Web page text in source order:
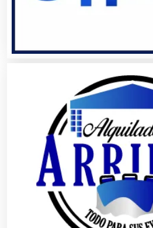
Bares y Cantinas
Basculas
Bebidas
Belleza